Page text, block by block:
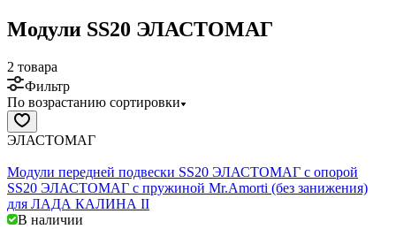
Модули SS20 ЭЛАСТОМАГ
2 товара
Фильтр
По возрастанию сортировки
ЭЛАСТОМАГ
Модули передней подвески SS20 ЭЛАСТОМАГ c опорой
SS20 ЭЛАСТОМАГ с пружиной Mr.Amorti (без занижения)
для ЛАДА КАЛИНА II
В наличии